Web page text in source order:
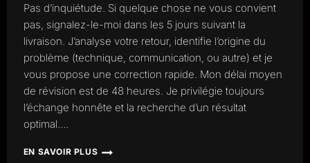
Pas d’inquiétude. Si quelque chose ne vous convient
pas, signalez-le-moi dans les 5 jours suivant la
livraison. J’analyse votre retour, identifie l’origine du
problème (technique, communication, ou autre) et je
vous propose une correction rapide. Mon délai moyen
de révision est de 48 heures. Je privilégie toujours
l’échange honnête et la recherche d’un résultat
optimal….
EN SAVOIR PLUS
QUE